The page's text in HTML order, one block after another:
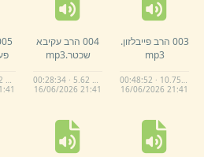
003 הרב פייבלזון.
mp3
00:48:52 · 10.75 MB
16/06/2026 21:41
004 הרב עקיבא
שכטר.mp3
00:28:34 · 5.62 MB
16/06/2026 21:41
005
00:31:39 · 6.62 MB
41